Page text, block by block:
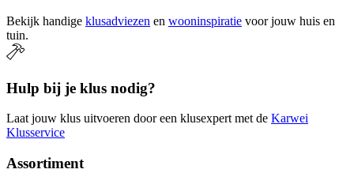
Bekijk handige klusadviezen en wooninspiratie voor jouw huis en
tuin.
Hulp bij je klus nodig?
Laat jouw klus uitvoeren door een klusexpert met de Karwei
Klusservice
Assortiment